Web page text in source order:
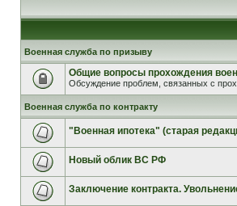
Военная служба по призыву
Общие вопросы прохождения
Обсуждение проблем, связанных с
Военная служба по контракту
"Военная ипотека" (старая
Новый облик ВС РФ
Заключение контракта.